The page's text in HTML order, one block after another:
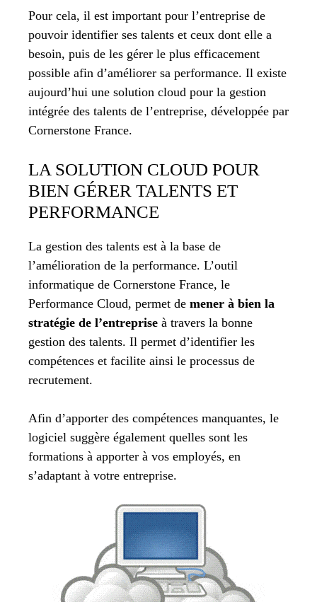
Pour cela, il est important pour l’entreprise de
pouvoir identifier ses talents et ceux dont elle a
besoin, puis de les gérer le plus efficacement
possible afin d’améliorer sa performance. Il existe
aujourd’hui une solution cloud pour la gestion
intégrée des talents de l’entreprise, développée par
Cornerstone France.
LA SOLUTION CLOUD POUR
BIEN GÉRER TALENTS ET
PERFORMANCE
La gestion des talents est à la base de
l’amélioration de la performance. L’outil
informatique de Cornerstone France, le
Performance Cloud, permet de mener à bien la
stratégie de l’entreprise à travers la bonne
gestion des talents. Il permet d’identifier les
compétences et facilite ainsi le processus de
recrutement.
Afin d’apporter des compétences manquantes, le
logiciel suggère également quelles sont les
formations à apporter à vos employés, en
s’adaptant à votre entreprise.